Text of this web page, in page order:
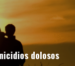
dolosos